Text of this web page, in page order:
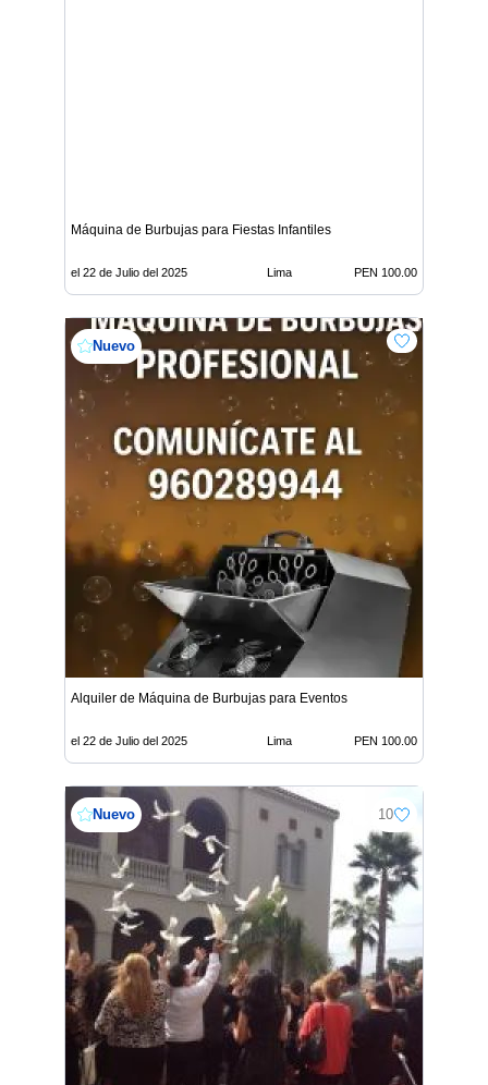
Máquina de Burbujas para Fiestas Infantiles
el 22 de Julio del 2025 Lima PEN 100.00
Nuevo
Alquiler de Máquina de Burbujas para Eventos
el 22 de Julio del 2025 Lima PEN 100.00
Nuevo 10